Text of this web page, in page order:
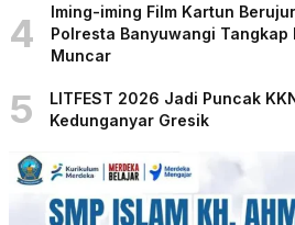
4
Iming-iming Film Kartun
Polresta Banyuwangi Tangkap
Muncar
5
LITFEST 2026 Jadi Puncak
Kedunganyar Gresik